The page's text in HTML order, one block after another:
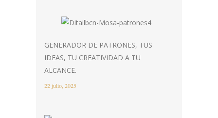
GENERADOR DE PATRONES, TUS
IDEAS, TU CREATIVIDAD A TU
ALCANCE.
22 julio, 2025